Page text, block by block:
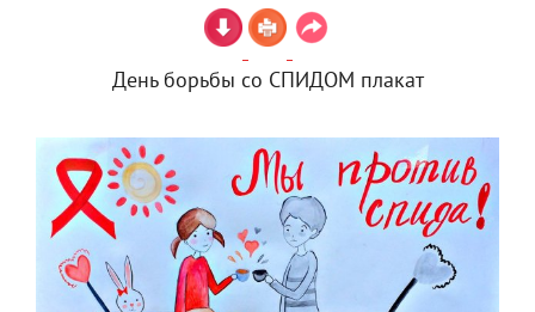
День борьбы со СПИДОМ плакат